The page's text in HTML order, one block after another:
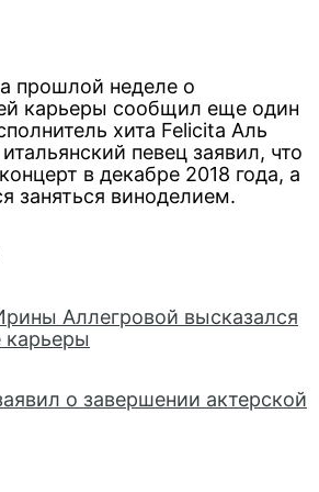
прошлой неделе о
карьеры сообщил еще один
хита Felicita Аль
певец заявил, что
в декабре 2018 года, а
заняться виноделием.
Аллегровой высказался
карьеры
о завершении актерской